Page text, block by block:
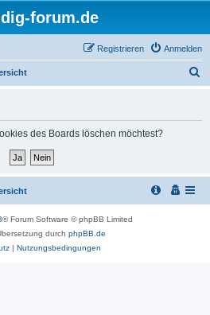
forum.de
Anmelden
Registrieren
des Boards löschen möchtest?
® Forum Software © phpBB Limited
durch phpBB.de
| Nutzungsbedingungen